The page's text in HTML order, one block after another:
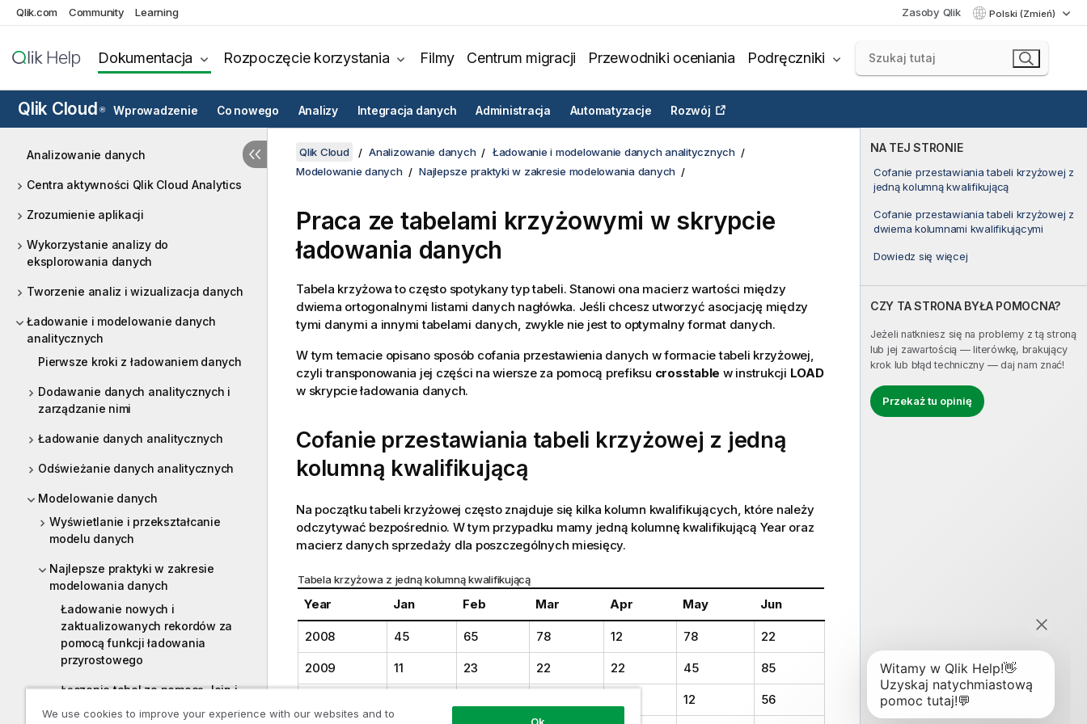
Qlik.com Community Learning Zasoby Qlik Polski (Zmień)
Dokumentacja Rozpoczęcie korzystania Filmy Centrum migracji Przewodniki oceniania Podręczniki
Qlik Cloud ® Wprowadzenie Co nowego Analizy Integracja danych Administracja Automatyzacje Rozwój
Analizowanie danych
Centra aktywności Qlik Cloud Analytics
Zrozumienie aplikacji
Wykorzystanie analizy do
eksplorowania danych
Tworzenie analiz i wizualizacja danych
Ładowanie i modelowanie danych
analitycznych
Pierwsze kroki z ładowaniem danych
Dodawanie danych analitycznych i
zarządzanie nimi
Ładowanie danych analitycznych
Odświeżanie danych analitycznych
Modelowanie danych
Wyświetlanie i przekształcanie
modelu danych
Najlepsze praktyki w zakresie
modelowania danych
Ładowanie nowych i
zaktualizowanych rekordów za
pomocą funkcji ładowania
przyrostowego
Łączenie tabel za pomocą Join i
NA TEJ STRONIE
Cofanie przestawiania tabeli krzyżowej z
jedną kolumną kwalifikującą
Cofanie przestawiania tabeli krzyżowej z
dwiema kolumnami kwalifikującymi
Dowiedz się więcej
CZY TA STRONA BYŁA POMOCNA?
Jeżeli natkniesz się na problemy z tą stroną
lub jej zawartością — literówkę, brakujący
krok lub błąd techniczny — daj nam znać!
Przekaż tu opinię
Qlik Cloud Analizowanie danych
Ładowanie i modelowanie danych analitycznych
Modelowanie danych
Najlepsze praktyki w zakresie modelowania danych
Praca ze tabelami krzyżowymi w skrypcie
ładowania danych
Tabela krzyżowa to często spotykany typ tabeli. Stanowi ona macierz wartości między
dwiema ortogonalnymi listami danych nagłówka. Jeśli chcesz utworzyć asocjację między
tymi danymi a innymi tabelami danych, zwykle nie jest to optymalny format danych.
W tym temacie opisano sposób cofania przestawienia danych w formacie tabeli krzyżowej,
czyli transponowania jej części na wiersze za pomocą prefiksu crosstable w instrukcji LOAD
w skrypcie ładowania danych.
Cofanie przestawiania tabeli krzyżowej z jedną
kolumną kwalifikującą
Na początku tabeli krzyżowej często znajduje się kilka kolumn kwalifikujących, które należy
odczytywać bezpośrednio. W tym przypadku mamy jedną kolumnę kwalifikującą Yearoraz
macierz danych sprzedaży dla poszczególnych miesięcy.
Tabela krzyżowa z jedną kolumną kwalifikującą
Year Jan Feb Mar Apr May Jun
2008 45 65 78 12 78 22
2009 11 23 22 22 45 85
12 56
We use cookies to improve your experience with our websites and to